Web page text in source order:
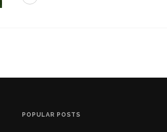
POPULAR POSTS